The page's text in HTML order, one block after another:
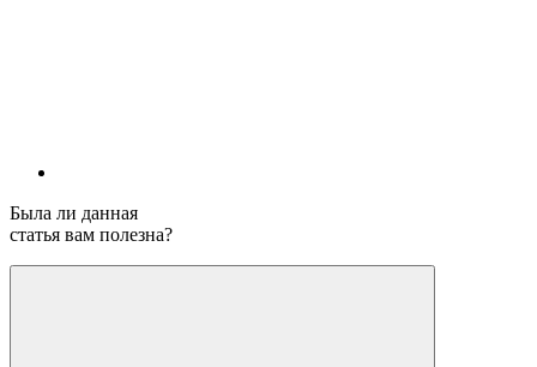
Была ли данная
статья вам полезна?